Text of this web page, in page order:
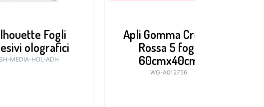
Fogli
olografici
SH-MEDIA-HOL-ADH
Apli Gomma Crepla
Rossa 5 fogli
60cmx40cm
WG-A012756